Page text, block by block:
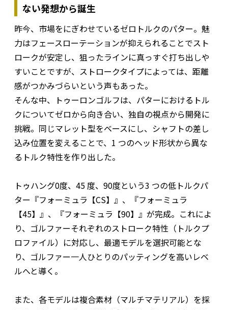
ない発想から誕生
昨今、市場をにぎわせているゼロトルクのパター。魅
力はフェースローテーションが抑えられることでスト
ロークが安定し、狙ったラインに真っすぐ打ち出しや
すいことですが、ストロークタイプによっては、距離
感がつかみづらいという声もあった。
そんな中、トゥーロンゴルフは、パターにおけるトル
クについてゼロから向き合い、独自の視点から開発に
挑戦。同じマレット型をベースにし、シャフトの差し
込み位置を変えることで、1 つのヘッド形状から異な
るトルク特性を作り出した。
トゥハング0度、45 度、90度という3 つの低トルクパ
ター『フォーミュラ【CS】』、『フォーミュラ
【45】』、『フォーミュラ【90】』が完成。これによ
り、ゴルファーそれぞれのストローク特性（トルクプ
ロファイル）に対応し、最適モデルを選択可能とな
り、ゴルファー一人ひとりのパッティングを高いレベ
ルへと導く。
また、各モデルは複合素材（マルチマテリアル）を採